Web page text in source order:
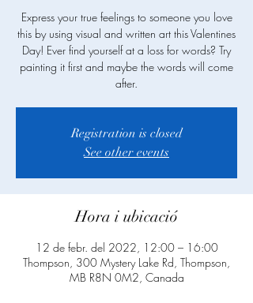
Express your true feelings to someone you love
this by using visual and written art this Valentines
Day! Ever find yourself at a loss for words? Try
painting it first and maybe the words will come
after.
Registration is closed
See other events
Hora i ubicació
12 de febr. del 2022, 12:00 – 16:00
Thompson, 300 Mystery Lake Rd, Thompson,
MB R8N 0M2, Canada